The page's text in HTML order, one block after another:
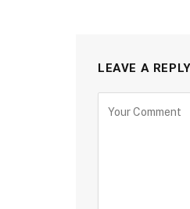
LEAVE A REPLY